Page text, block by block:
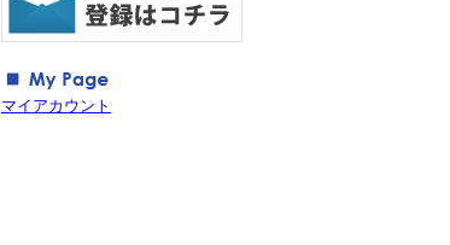
マイアカウント